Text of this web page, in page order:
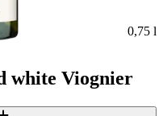
0,75 l
white Viognier